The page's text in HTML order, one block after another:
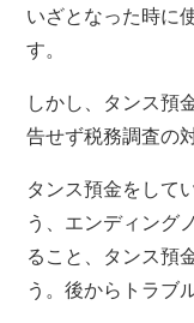
いざとなった時に
す。
しかし、タンス預
告せず税務調査の
タンス預金をして
う、エンディング
ること、タンス預
う。後からトラブ